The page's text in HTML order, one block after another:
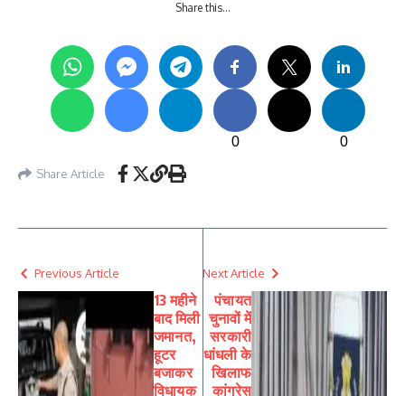
Share this…
0 0
Share Article
Previous Article
13 महीने
बाद मिली
जमानत,
हूटर
बजाकर
विधायक
Next Article
पंचायत
चुनावों में
सरकारी
धांधली के
खिलाफ
कांग्रेस